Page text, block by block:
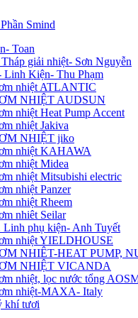
Toan
giải nhiệt- Sơn Nguyễn
Linh Kiện- Thu Phạm
nhiệt ATLANTIC
NHIỆT AUDSUN
nhiệt Heat Pump Accent
nhiệt Jakiva
NHIỆT jiko
nhiệt KAHAWA
nhiệt Midea
nhiệt Mitsubishi electric
nhiệt Panzer
nhiệt Rheem
nhiêt Seilar
Linh phụ kiện- Anh Tuyết
nhiệt YIELDHOUSE
NHIÊT-HEAT PUMP,
NHIỆT VICANDA
nhiệt, lọc nước tổng
nhiệt-MAXA- Italy
khí tươi